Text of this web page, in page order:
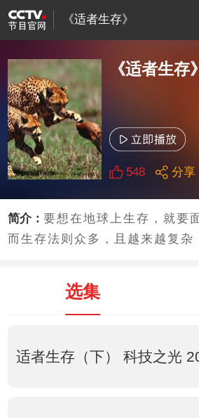
《适者生存》
《适者生存》
548 分享
简介：要想在地球上生存，就要
而生存法则众多，且越来越复杂
选集
适者生存（下） 科技之光